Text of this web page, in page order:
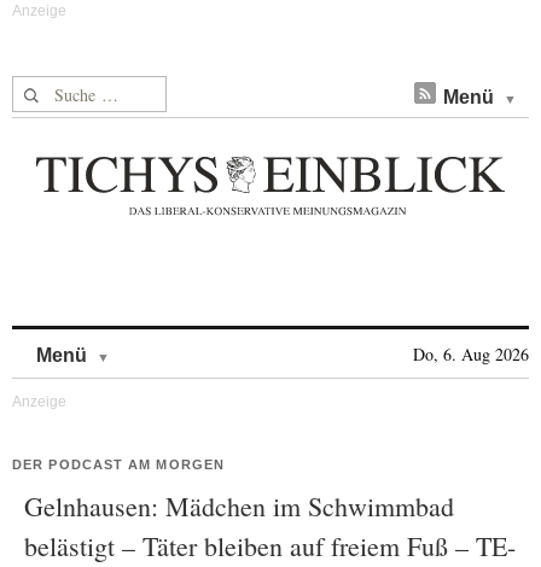
Suche nach: Menü
Menü Do, 6. Aug 2026
DER PODCAST AM MORGEN
Gelnhausen: Mädchen im Schwimmbad
belästigt – Täter bleiben auf freiem Fuß – TE-